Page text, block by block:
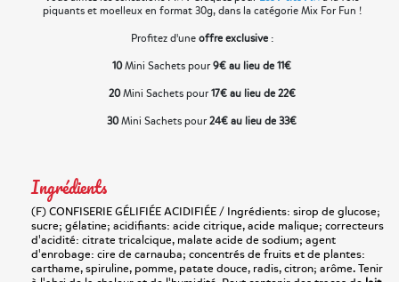
piquants et moelleux en format 30g, dans la catégorie Mix For Fun !
Profitez d'une offre exclusive:
10Mini Sachets pour 9€ au lieu de 11€
20Mini Sachets pour 17€ au lieu de 22€
30Mini Sachets pour 24€ au lieu de 33€
Ingrédients
(F) CONFISERIE GÉLIFIÉE ACIDIFIÉE / Ingrédients: sirop de glucose;
sucre; gélatine; acidifiants: acide citrique, acide malique; correcteurs
d'acidité: citrate tricalcique, malate acide de sodium; agent
d'enrobage: cire de carnauba; concentrés de fruits et de plantes:
carthame, spiruline, pomme, patate douce, radis, citron; arôme. Tenir